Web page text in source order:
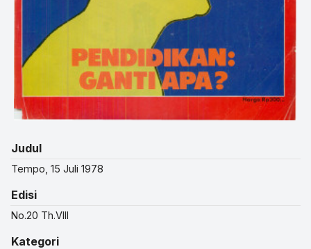
Judul
Tempo, 15 Juli 1978
Edisi
No.20 Th.VIII
Kategori